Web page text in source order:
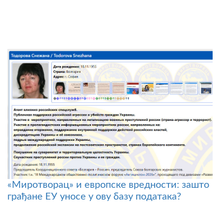
«Миротворац» и европске вредности: зашто
грађане ЕУ уносе у ову базу података?